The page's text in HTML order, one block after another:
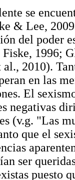
se
& Lee,
del poder
1996;
2010).
en las
El
negativas
(v.g. "Las
que el
ser
puesto